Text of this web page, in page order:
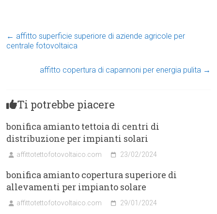
← affitto superficie superiore di aziende agricole per
centrale fotovoltaica
affitto copertura di capannoni per energia pulita →
Ti potrebbe piacere
bonifica amianto tettoia di centri di
distribuzione per impianti solari
affittotettofotovoltaico.com 23/02/2024
bonifica amianto copertura superiore di
allevamenti per impianto solare
affittotettofotovoltaico.com 29/01/2024